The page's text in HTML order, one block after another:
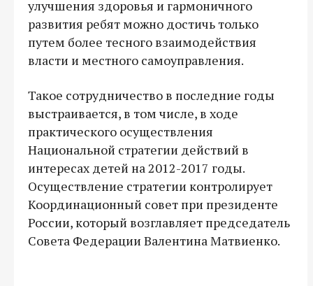
улучшения здоровья и гармоничного
развития ребят можно достичь только
путем более тесного взаимодействия
власти и местного самоуправления.
Такое сотрудничество в последние годы
выстраивается, в том числе, в ходе
практического осуществления
Национальной стратегии действий в
интересах детей на 2012-2017 годы.
Осуществление стратегии контролирует
Координационный совет при президенте
России, который возглавляет председатель
Совета Федерации Валентина Матвиенко.